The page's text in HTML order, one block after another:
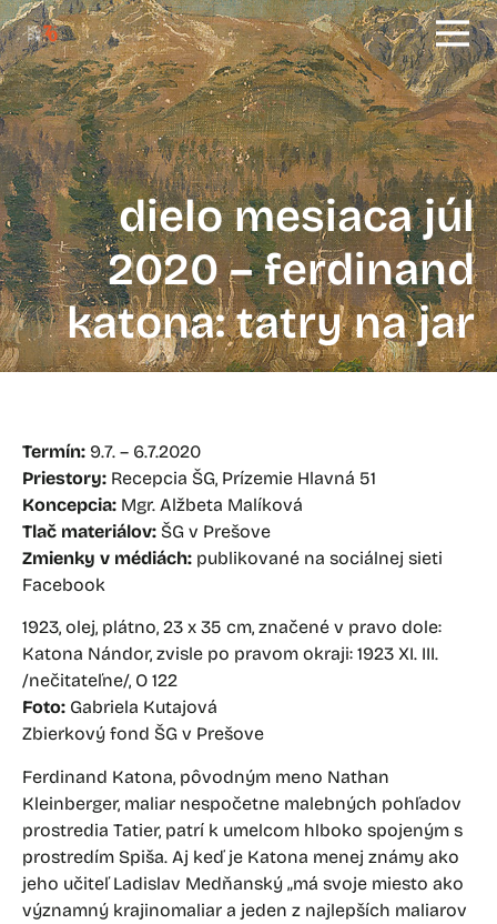
dielo mesiaca júl
2020 – ferdinand
katona: tatry na jar
Termín: 9.7. – 6.7.2020
Priestory: Recepcia ŠG, Prízemie Hlavná 51
Koncepcia: Mgr. Alžbeta Malíková
Tlač materiálov: ŠG v Prešove
Zmienky v médiách: publikované na sociálnej sieti
Facebook
1923, olej, plátno, 23 x 35 cm, značené v pravo dole:
Katona Nándor, zvisle po pravom okraji: 1923 XI. III.
/nečitateľne/, O 122
Foto: Gabriela Kutajová
Zbierkový fond ŠG v Prešove
Ferdinand Katona, pôvodným meno Nathan
Kleinberger, maliar nespočetne malebných pohľadov
prostredia Tatier, patrí k umelcom hlboko spojeným s
prostredím Spiša. Aj keď je Katona menej známy ako
jeho učiteľ Ladislav Medňanský „má svoje miesto ako
významný krajinomaliar a jeden z najlepších maliarov